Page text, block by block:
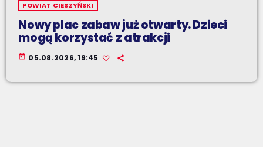
POWIAT CIESZYŃSKI
Nowy plac zabaw już otwarty. Dzieci
mogą korzystać z atrakcji
today 05.08.2026, 19:45